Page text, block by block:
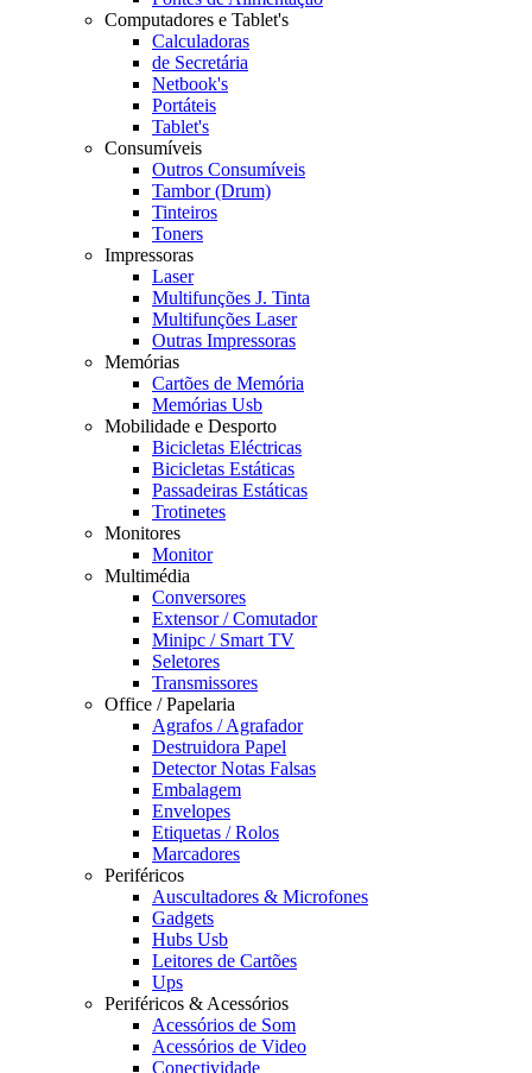
Computadores e Tablet's
Calculadoras
de Secretária
Netbook's
Portáteis
Tablet's
Consumíveis
Outros Consumíveis
Tambor (Drum)
Tinteiros
Toners
Impressoras
Laser
Multifunções J. Tinta
Multifunções Laser
Outras Impressoras
Memórias
Cartões de Memória
Memórias Usb
Mobilidade e Desporto
Bicicletas Eléctricas
Bicicletas Estáticas
Passadeiras Estáticas
Trotinetes
Monitores
Monitor
Multimédia
Conversores
Extensor / Comutador
Minipc / Smart TV
Seletores
Transmissores
Office / Papelaria
Agrafos / Agrafador
Destruidora Papel
Detector Notas Falsas
Embalagem
Envelopes
Etiquetas / Rolos
Marcadores
Periféricos
Auscultadores & Microfones
Gadgets
Hubs Usb
Leitores de Cartões
Ups
Periféricos & Acessórios
Acessórios de Som
Acessórios de Video
Conectividade